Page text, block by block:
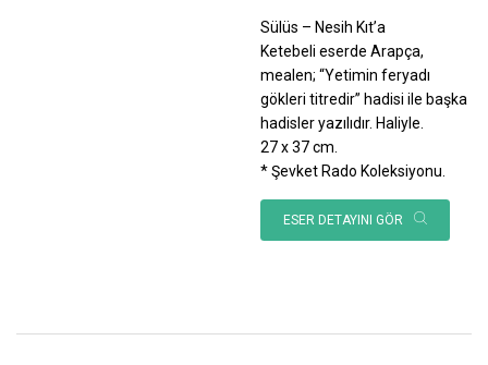
Sülüs – Nesih Kıt’a
Ketebeli eserde Arapça,
mealen; “Yetimin feryadı
gökleri titredir” hadisi ile başka
hadisler yazılıdır. Haliyle.
27 x 37 cm.
* Şevket Rado Koleksiyonu.
ESER DETAYINI GÖR